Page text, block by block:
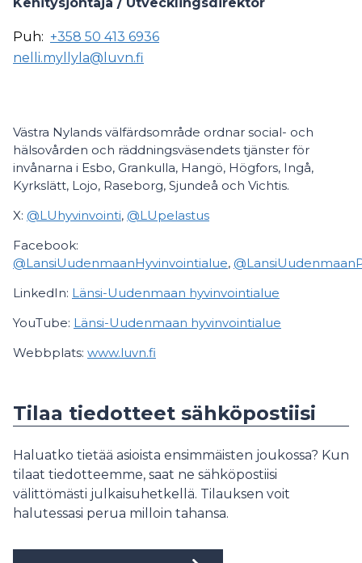
Puh: +358 50 413 6936
nelli.myllyla@luvn.fi
Västra Nylands välfärdsområde ordnar social- och
hälsovården och räddningsväsendets tjänster för
invånarna i Esbo, Grankulla, Hangö, Högfors, Ingå,
Kyrkslätt, Lojo, Raseborg, Sjundeå och Vichtis.
X: @LUhyvinvointi, @LUpelastus
Facebook:
@LansiUudenmaanHyvinvointialue,
LinkedIn: Länsi-Uudenmaan hyvinvointialue
YouTube: Länsi-Uudenmaan hyvinvointialue
Webbplats: www.luvn.fi
Tilaa tiedotteet sähköpostiisi
Haluatko tietää asioista ensimmäisten joukossa? Kun
tilaat tiedotteemme, saat ne sähköpostiisi
välittömästi julkaisuhetkellä. Tilauksen voit
halutessasi perua milloin tahansa.